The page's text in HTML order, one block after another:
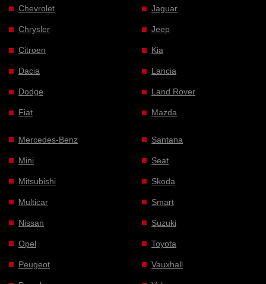
Chevrolet
Chrysler
Citroen
Dacia
Dodge
Fiat
Jaguar
Jeep
Kia
Lancia
Land Rover
Mazda
Mercedes-Benz
Mini
Mitsubishi
Multicar
Nissan
Opel
Peugeot
Santana
Seat
Skoda
Smart
Suzuki
Toyota
Vauxhall